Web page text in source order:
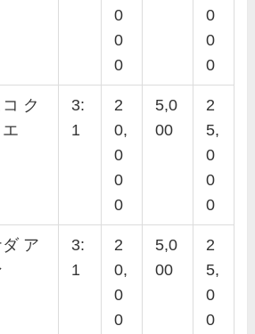
0
0
0
0
0
0
ク
3:
1
2
0,
0
0
0
5,0
00
2
5,
0
0
0
ア
3:
1
2
0,
0
0
5,0
00
2
5,
0
0